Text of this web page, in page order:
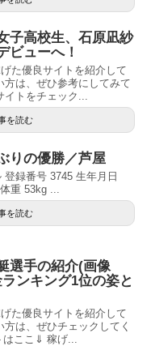
子高校生、石原凪紗
ビューへ！
た優良サイトを紹介して
方は、ぜひ参考にしてみて
トをチェック...
を読む
りの優勝／芦屋
録番号 3745 生年月日
重 53kg ...
を読む
選手の紹介(画像
ンキング1位の姿と
た優良サイトを紹介して
は、ぜひチェックしてく
ここ⇓ 稼げ...